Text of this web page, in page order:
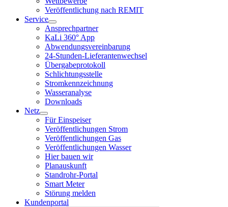
Veröffentlichung nach REMIT
Service
Ansprechpartner
KaLi 360° App
Abwendungsvereinbarung
24-Stunden-Lieferantenwechsel
Übergabeprotokoll
Schlichtungsstelle
Stromkennzeichnung
Wasseranalyse
Downloads
Netz
Für Einspeiser
Veröffentlichungen Strom
Veröffentlichungen Gas
Veröffentlichungen Wasser
Hier bauen wir
Planauskunft
Standrohr-Portal
Smart Meter
Störung melden
Kundenportal